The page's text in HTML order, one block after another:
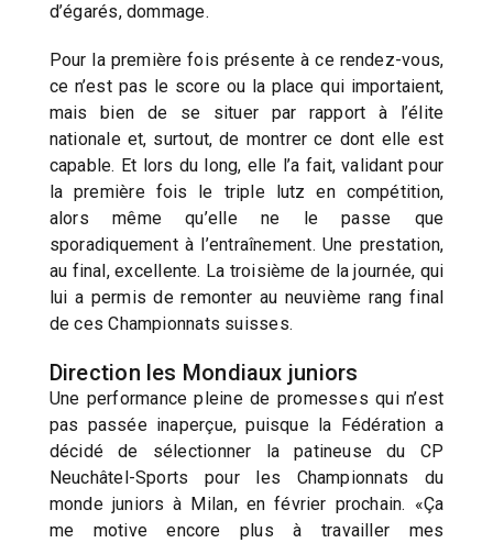
d’égarés, dommage.
Pour la première fois présente à ce rendez-vous,
ce n’est pas le score ou la place qui importaient,
mais bien de se situer par rapport à l’élite
nationale et, surtout, de montrer ce dont elle est
capable. Et lors du long, elle l’a fait, validant pour
la première fois le triple lutz en compétition,
alors même qu’elle ne le passe que
sporadiquement à l’entraînement. Une prestation,
au final, excellente. La troisième de la journée, qui
lui a permis de remonter au neuvième rang final
de ces Championnats suisses.
Direction les Mondiaux juniors
Une performance pleine de promesses qui n’est
pas passée inaperçue, puisque la Fédération a
décidé de sélectionner la patineuse du CP
Neuchâtel-Sports pour les Championnats du
monde juniors à Milan, en février prochain. «Ça
me motive encore plus à travailler mes